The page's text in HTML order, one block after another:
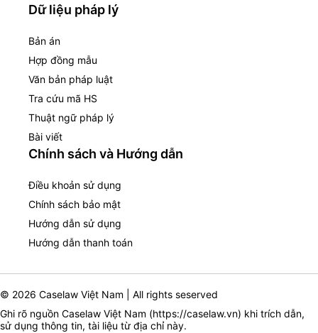
Dữ liệu pháp lý
Bản án
Hợp đồng mẫu
Văn bản pháp luật
Tra cứu mã HS
Thuật ngữ pháp lý
Bài viết
Chính sách và Hướng dẫn
Điều khoản sử dụng
Chính sách bảo mật
Hướng dẫn sử dụng
Hướng dẫn thanh toán
© 2026 Caselaw Việt Nam | All rights seserved
Ghi rõ nguồn Caselaw Việt Nam (https://caselaw.vn) khi trích dẫn,
sử dụng thông tin, tài liệu từ địa chỉ này.